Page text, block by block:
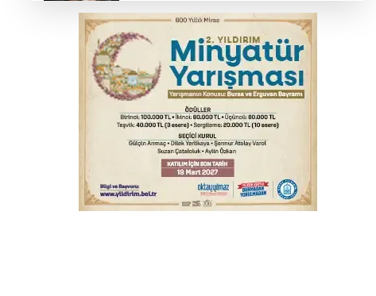
Yargıtay’dan primle çalışanlara müjde
TOFAŞ Basketbol'da sağlık kontrolleri
başladı
Bursa’da bugün hava nasıl olacak?
Osmangazi’de iş arayanlara destek